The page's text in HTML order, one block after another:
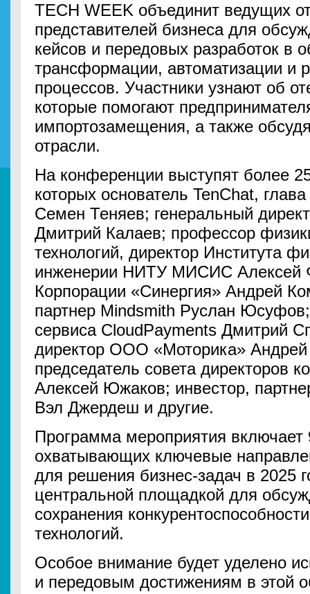
TECH WEEK объединит ведущих
представителей бизнеса для
кейсов и передовых разработок в
трансформации, автоматизации и
процессов. Участники узнают об
которые помогают
импортозамещения, а также
отрасли.
На конференции выступят более
которых основатель TenChat,
Семен Теняев; генеральный
Дмитрий Калаев; профессор
технологий, директор Института
инженерии НИТУ МИСИС Алексей
Корпорации «Синергия» Андрей
партнер Mindsmith Руслан Юсуфов;
сервиса CloudPayments Дмитрий
директор ООО «Моторика»
председатель совета директоров
Алексей Южаков; инвестор,
Вэл Джердеш и другие.
Программа мероприятия включает
охватывающих ключевые
для решения бизнес-задач в 2025
центральной площадкой для
сохранения
технологий.
Особое внимание будет уделено
и передовым достижениям в этой